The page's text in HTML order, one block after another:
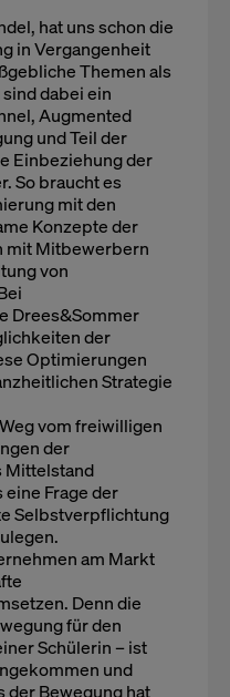
hat uns schon die
in Vergangenheit
Themen als
dabei ein
Augmented
und Teil der
Einbeziehung der
So braucht es
mit den
Konzepte der
mit Mitbewerbern
von
Drees&Sommer
der
Optimierungen
Strategie
vom freiwilligen
der
Mittelstand
Frage der
Selbstverpflichtung
am Markt
Denn die
für den
Schülerin – ist
und
der Bewegung hat